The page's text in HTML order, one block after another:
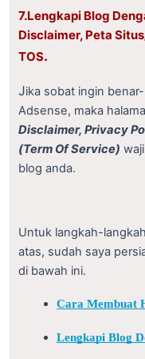
7.Lengkapi Blog
Disclaimer, Peta
TOS.
Jika sobat ingin
Adsense, maka
Disclaimer, Privacy
(Term Of Service)
blog anda.
Untuk langkah-
atas, sudah saya
di bawah ini.
Cara Membuat
Lengkapi Blog